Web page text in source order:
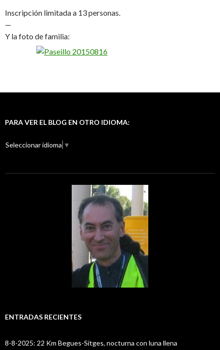
Inscripción limitada a 13 personas.
—
Y la foto de familia:
PARA VER EL BLOG EN OTRO IDIOMA:
Seleccionar idioma ▼
ENTRADAS RECIENTES
8-8-2025: 22 Km Begues-Sitges, nocturna con luna llena